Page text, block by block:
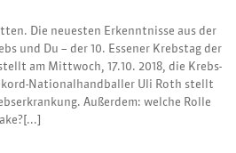
Die neuesten Erkenntnisse aus der
und Du – der 10. Essener Krebstag der
am Mittwoch, 17.10. 2018, die Krebs-
Nationalhandballer Uli Roth stellt
Außerdem: welche Rolle